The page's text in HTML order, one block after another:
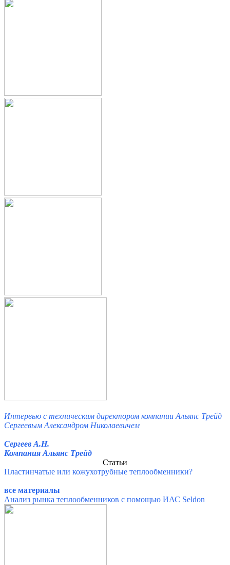
Интервью с техническим директором компании Альянс Трейд
Сергеевым Александром Николаевичем
Сергеев А.Н.
Компания Альянс Трейд
Статьи
Пластинчатые или кожухотрубные теплообменники?
все материалы
Анализ рынка теплообменников с помощью ИАС Seldon